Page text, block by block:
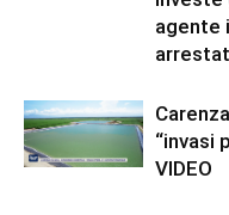
agente
“invasi
VIDEO